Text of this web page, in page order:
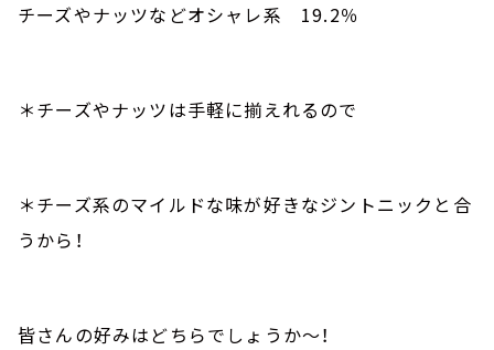
チーズやナッツなどオシャレ系 19.2％
＊チーズやナッツは手軽に揃えれるので
＊チーズ系のマイルドな味が好きなジントニックと合
うから！
皆さんの好みはどちらでしょうか～！